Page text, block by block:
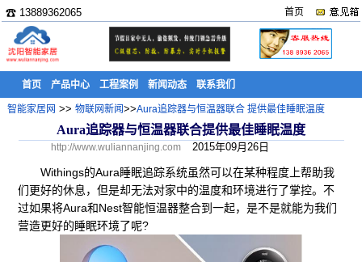
☎ 13889362065 首页
首页 产品中心 工程案例 新闻动态 联系我们
智能家居网 >> 物联网新闻>>Aura追踪器与恒温器联合 提供最佳睡眠温度
Aura追踪器与恒温器联合提供最佳睡眠温度
http://www.wuliannanjing.com 2015年09月26日
Withings的Aura睡眠追踪系统虽然可以在某种程度上帮助我
们更好的休息，但是却无法对家中的温度和环境进行了掌控。不
过如果将Aura和Nest智能恒温器整合到一起，是不是就能为我们
营造更好的睡眠环境了呢?